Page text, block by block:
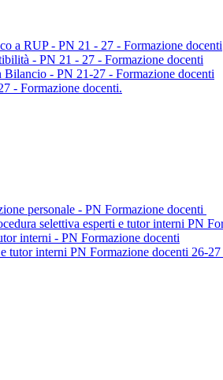
a RUP - PN 21 - 27 - Formazione docenti
- PN 21 - 27 - Formazione docenti
Bilancio - PN 21-27 - Formazione docenti
- Formazione docenti.
personale - PN Formazione docenti
selettiva esperti e tutor interni PN
interni - PN Formazione docenti
tutor interni PN Formazione docenti 26-27